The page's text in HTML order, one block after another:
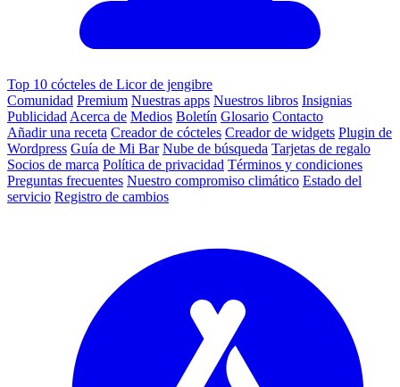
Top 10 cócteles de Licor de jengibre
Comunidad Premium Nuestras apps Nuestros libros Insignias
Publicidad Acerca de Medios Boletín Glosario Contacto
Añadir una receta Creador de cócteles Creador de widgets Plugin de
Wordpress Guía de Mi Bar Nube de búsqueda Tarjetas de regalo
Socios de marca Política de privacidad Términos y condiciones
Preguntas frecuentes Nuestro compromiso climático Estado del
servicio Registro de cambios